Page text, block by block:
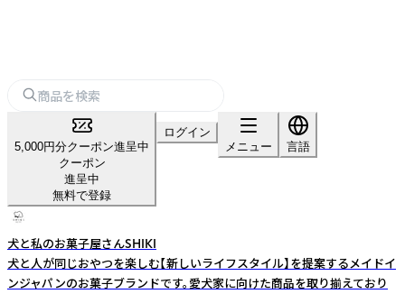
5,000円分クーポン進呈中
クーポン
進呈中
無料で登録
ログイン
メニュー
言語
犬と私のお菓子屋さんSHIKI
犬と人が同じおやつを楽しむ【新しいライフスタイル】を提案するメイドイ
ンジャパンのお菓子ブランドです。愛犬家に向けた商品を取り揃えており